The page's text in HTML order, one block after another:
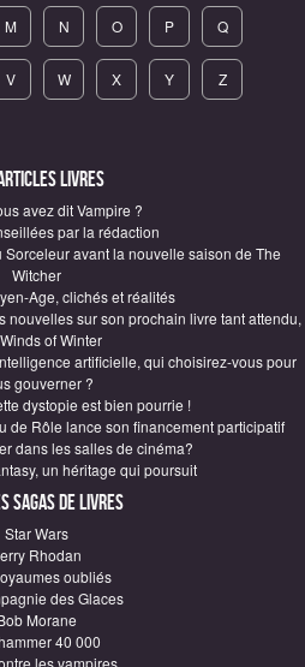
M N O P Q
V W X Y Z
Livres
avez dit Vampire ?
par la rédaction
avant la nouvelle saison de The
Witcher
Age, clichés et réalités
nouvelles sur son prochain livre tant attendu,
of Winter
artificielle, qui choisirez-vous pour
gouverner ?
dystopie est bien pourrie !
de Rôle lance son financement participatif
dans les salles de cinéma?
un héritage qui poursuit
sagas de Livres
Star Wars
Rhodan
oubliés
des Glaces
Morane
40 000